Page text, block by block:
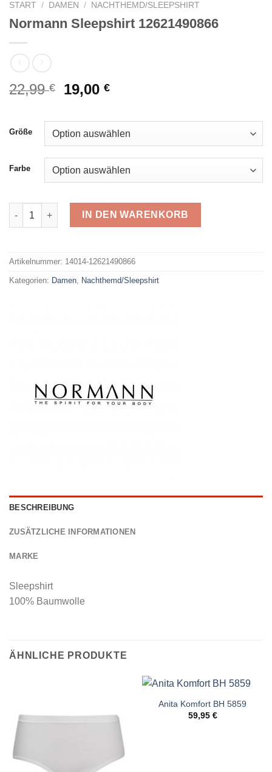
START / DAMEN / NACHTHEMD/SLEEPSHIRT
Normann Sleepshirt 12621490866
22,99€
Ursprünglicher
war:
22,99 €
19,00€Aktueller
ist:
19,00 €.
Größe
Farbe
Normann Sleepshirt 12621490866 Menge
IN DEN WARENKORB
Artikelnummer: 14014-12621490866
Kategorien: Damen Nachthemd/Sleepshirt
BESCHREIBUNG
ZUSÄTZLICHE INFORMATIONEN
MARKE
Sleepshirt
100% Baumwolle
ÄHNLICHE PRODUKTE
Anita Komfort BH 5859
59,95 €